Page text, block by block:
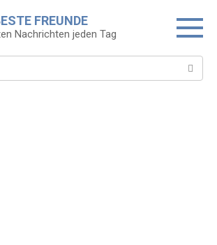
FREUNDE
Nachrichten jeden Tag